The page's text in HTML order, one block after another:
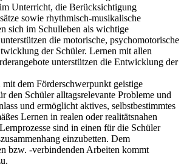
Unterricht, die Berücksichtigung
sowie rhythmisch-musikalische
sich im Schulleben als wichtige
die motorische, psychomotorische
der Schüler. Lernen mit allen
unterstützen die Entwicklung der
dem Förderschwerpunkt geistige
den Schüler alltagsrelevante Probleme und
und ermöglicht aktives, selbstbestimmtes
Lernen in realen oder realitätsnahen
sind in einen für die Schüler
einzubetten. Dem
bzw. -verbindenden Arbeiten kommt